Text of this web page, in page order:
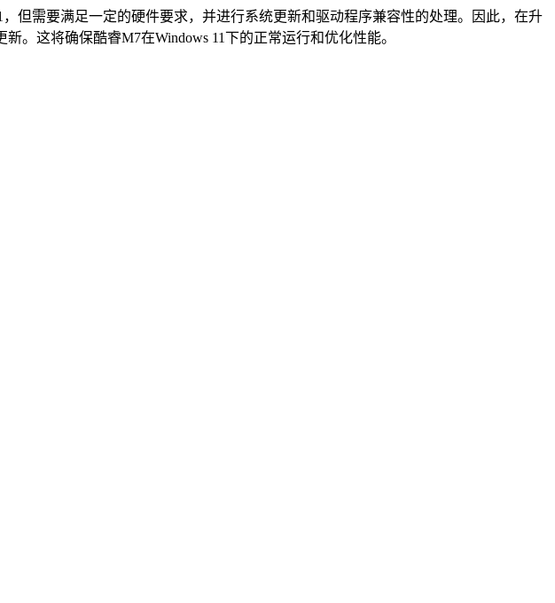
但需要满足一定的硬件要求，并进行系统更新和驱动程序兼容性的处理。因此，在升
。这将确保酷睿M7在Windows 11下的正常运行和优化性能。